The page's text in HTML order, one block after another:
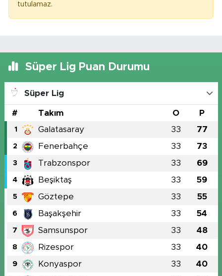
tutulamaz.
Süper Lig Puan Durumu
Süper Lig
# Takım O P
1 Galatasaray 33 77
2 Fenerbahçe 33 73
3 Trabzonspor 33 69
4 Beşiktaş 33 59
5 Göztepe 33 55
6 Başakşehir 33 54
7 Samsunspor 33 48
8 Rizespor 33 40
9 Konyaspor 33 40